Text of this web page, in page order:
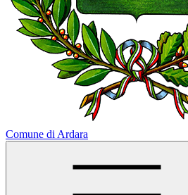
Comune di Ardara